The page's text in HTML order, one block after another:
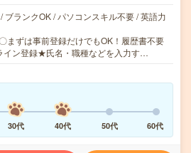
ブランクOK / パソコンスキル不要 / 英語力
まずは事前登録だけでもOK！履歴書不要
イン登録★氏名・職種などを入力す…
30代 40代 50代 60代